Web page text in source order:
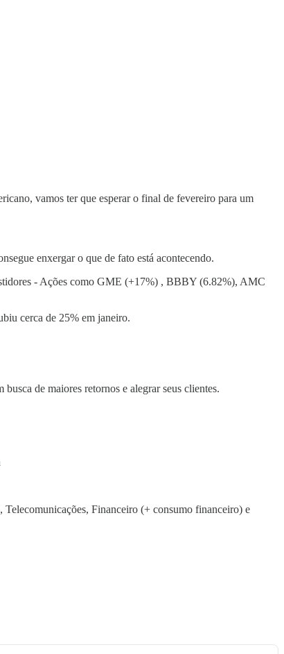
vamos ter que esperar o final de fevereiro para um
enxergar o que de fato está acontecendo.
- Ações como GME (+17%) , BBBY (6.82%), AMC
cerca de 25% em janeiro.
de maiores retornos e alegrar seus clientes.
Financeiro (+ consumo financeiro) e